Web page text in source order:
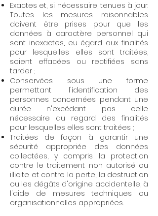
Exactes et, si nécessaire, tenues à jour.
Toutes les mesures raisonnables
doivent être prises pour que les
données à caractère personnel qui
sont inexactes, eu égard aux finalités
pour lesquelles elles sont traitées,
soient effacées ou rectifiées sans
tarder ;
Conservées sous une forme
permettant l'identification des
personnes concernées pendant une
durée n'excédant pas celle
nécessaire au regard des finalités
pour lesquelles elles sont traitées ;
Traitées de façon à garantir une
sécurité appropriée des données
collectées, y compris la protection
contre le traitement non autorisé ou
illicite et contre la perte, la destruction
ou les dégâts d'origine accidentelle, à
l'aide de mesures techniques ou
organisationnelles appropriées.